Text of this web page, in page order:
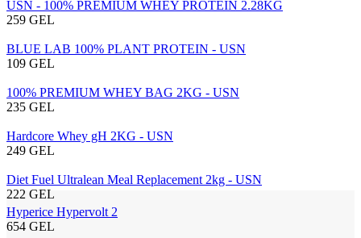
USN - 100% PREMIUM WHEY PROTEIN 2.28KG
259 GEL
BLUE LAB 100% PLANT PROTEIN - USN
109 GEL
100% PREMIUM WHEY BAG 2KG - USN
235 GEL
Hardcore Whey gH 2KG - USN
249 GEL
Diet Fuel Ultralean Meal Replacement 2kg - USN
222 GEL
Hyperice Hypervolt 2
654 GEL